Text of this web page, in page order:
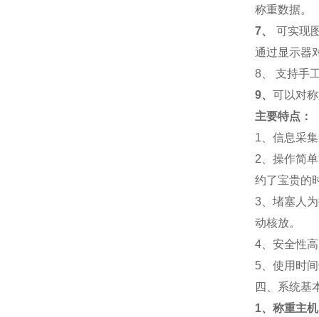
称重数据。
7、
可实现
通过显示器
8
支持手
9、 可以对
主要特点：
1 、信息采
2 、操作简
约了宝贵的
3 、堵塞人
动核放。
4 、安全性
5 、使用时
四、系统基
1、称重主机